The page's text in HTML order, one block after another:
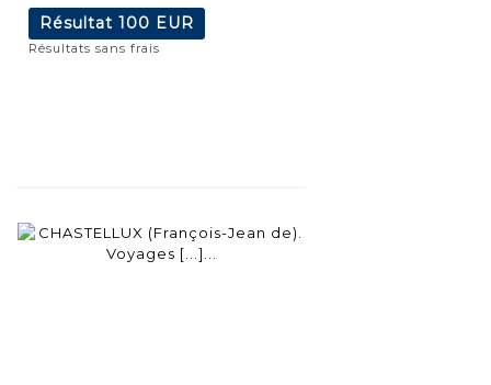
Résultat 100 EUR
Résultats sans frais